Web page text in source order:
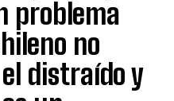
problema
no
distraído y